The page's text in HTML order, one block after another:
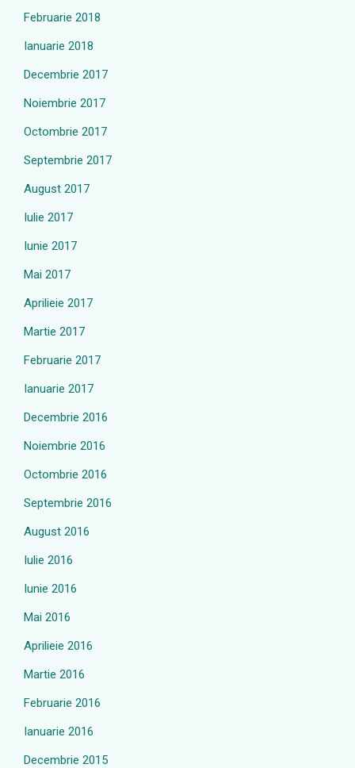
Februarie 2018
Ianuarie 2018
Decembrie 2017
Noiembrie 2017
Octombrie 2017
Septembrie 2017
August 2017
Iulie 2017
Iunie 2017
Mai 2017
Aprilieie 2017
Martie 2017
Februarie 2017
Ianuarie 2017
Decembrie 2016
Noiembrie 2016
Octombrie 2016
Septembrie 2016
August 2016
Iulie 2016
Iunie 2016
Mai 2016
Aprilieie 2016
Martie 2016
Februarie 2016
Ianuarie 2016
Decembrie 2015